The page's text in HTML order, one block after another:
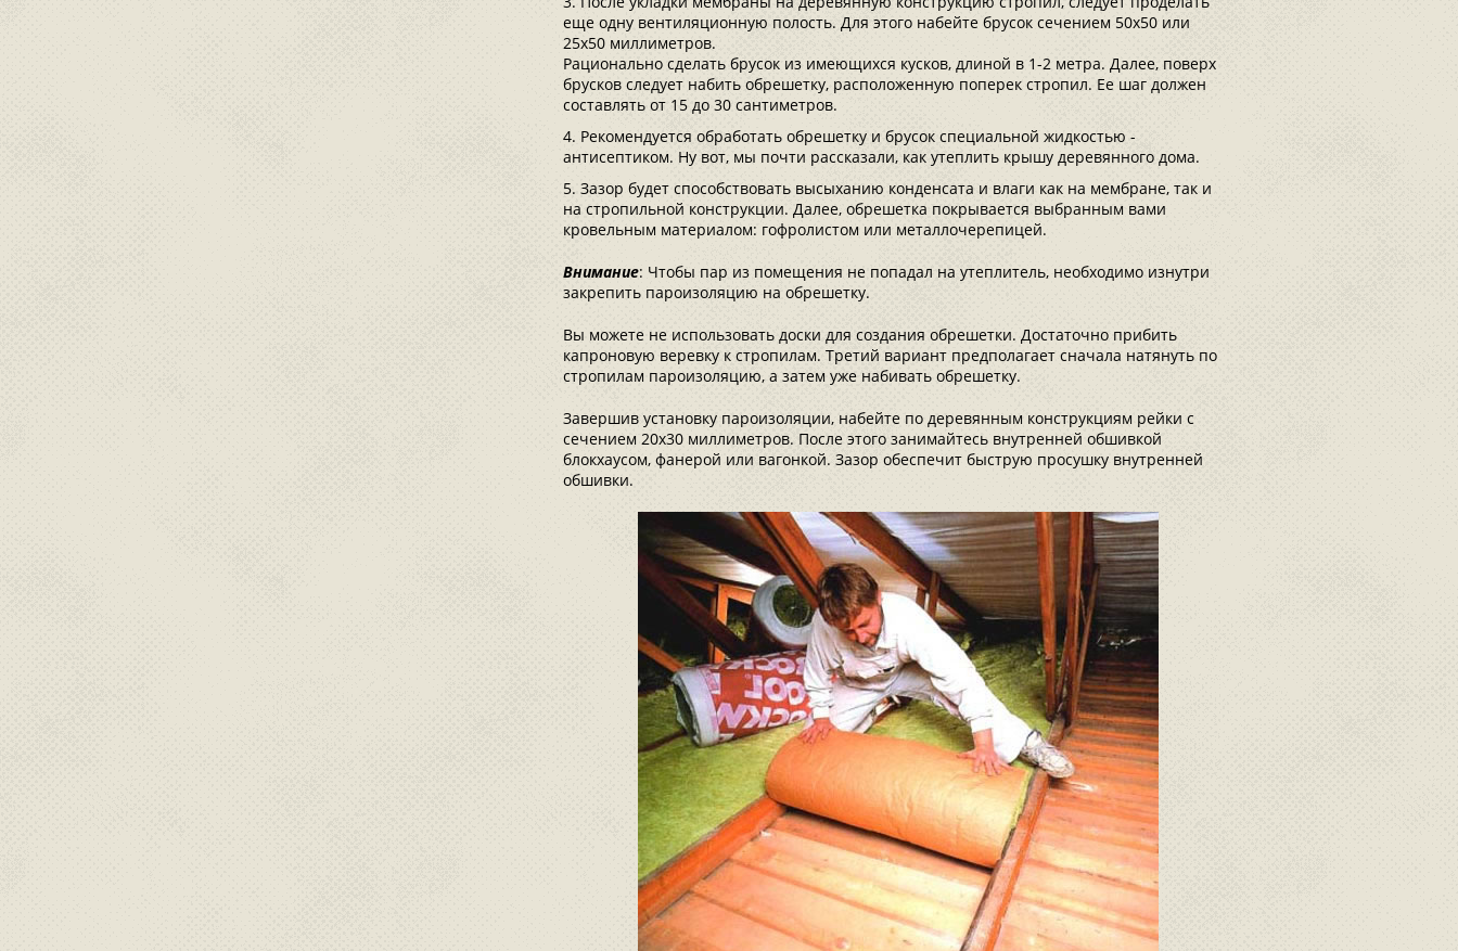
еще одну вентиляционную полость. Для этого набейте брусок сечением 50х50 или
25х50 миллиметров.
Рационально сделать брусок из имеющихся кусков, длиной в 1-2 метра. Далее, поверх
брусков следует набить обрешетку, расположенную поперек стропил. Ее шаг должен
составлять от 15 до 30 сантиметров.
Рекомендуется обработать обрешетку и брусок специальной жидкостью -
антисептиком. Ну вот, мы почти рассказали, как утеплить крышу деревянного дома.
Зазор будет способствовать высыханию конденсата и влаги как на мембране, так и
на стропильной конструкции. Далее, обрешетка покрывается выбранным вами
кровельным материалом: гофролистом или металлочерепицей.
Внимание: Чтобы пар из помещения не попадал на утеплитель, необходимо изнутри
закрепить пароизоляцию на обрешетку.
Вы можете не использовать доски для создания обрешетки. Достаточно прибить
капроновую веревку к стропилам. Третий вариант предполагает сначала натянуть по
стропилам пароизоляцию, а затем уже набивать обрешетку.
Завершив установку пароизоляции, набейте по деревянным конструкциям рейки с
сечением 20х30 миллиметров. После этого занимайтесь внутренней обшивкой
блокхаусом, фанерой или вагонкой. Зазор обеспечит быструю просушку внутренней
обшивки.